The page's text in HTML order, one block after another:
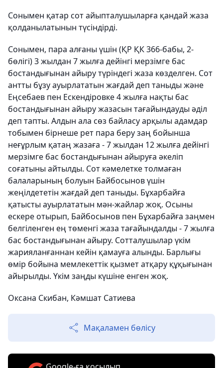
Сонымен қатар сот айыпталушыларға қандай жаза
қолданылатынын түсіндірді.
Сонымен, пара алғаны үшін (ҚР ҚК 366-бабы, 2-
бөлігі) 3 жылдан 7 жылға дейінгі мерзімге бас
бостандығынан айыру түріндегі жаза көзделген. Сот
антты бұзу ауырлататын жағдай деп таныды және
Еңсебаев пен Ескендіровке 4 жылға нақты бас
бостандығынан айыру жазасын тағайындауды әділ
деп тапты. Алдын ала сөз байласу арқылы адамдар
тобымен бірнеше рет пара беру заң бойынша
неғұрлым қатаң жазаға - 7 жылдан 12 жылға дейінгі
мерзімге бас бостандығынан айыруға әкеліп
соғатыны айтылды. Сот кәмелетке толмаған
балаларының болуын Байбосынов үшін
жеңілдететін жағдай деп таныды. Бұхарбайға
қатысты ауырлататын мән-жайлар жоқ. Осыны
ескере отырып, Байбосынов пен Бұхарбайға заңмен
белгіленген ең төменгі жаза тағайындалды - 7 жылға
бас бостандығынан айыру. Сотталушылар үкім
жарияланғаннан кейін қамауға алынды. Барлығы
өмір бойына мемлекеттік қызмет атқару құқығынан
айырылды. Үкім заңды күшіне енген жоқ.
Оксана Скибан, Кәмшат Сатиева
Мақаламен бөлісу